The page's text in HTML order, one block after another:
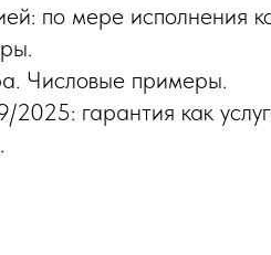
по мере исполнения
Числовые примеры.
гарантия как